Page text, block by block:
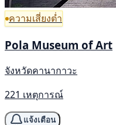
ความเสี่ยงต่ำ
Pola Museum of Art
จังหวัดคานากาวะ
221 เหตุการณ์
แจ้งเตือน